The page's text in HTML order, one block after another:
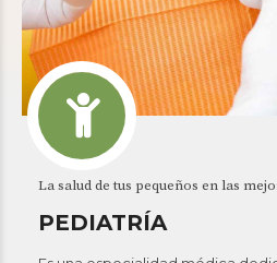
La salud de tus pequeños en las
PEDIATRÍA